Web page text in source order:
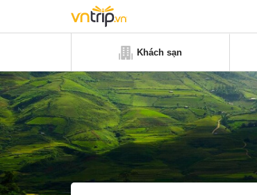
Khách sạn